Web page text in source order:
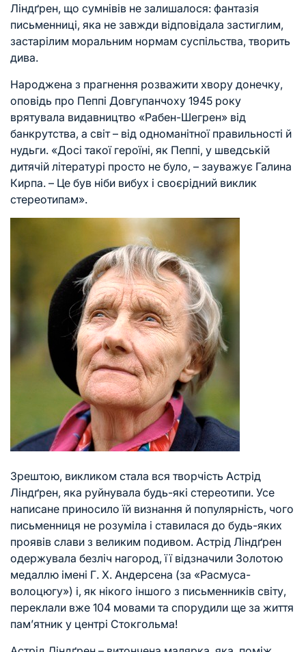
Ліндґрен, що сумнівів не залишалося: фантазія
письменниці, яка не завжди відповідала застиглим,
застарілим моральним нормам суспільства, творить
дива.
Народжена з прагнення розважити хвору донечку,
оповідь про Пеппі Довгупанчоху 1945 року
врятувала видавництво «Рабен-Шегрен» від
банкрутства, а світ – від одноманітної правильності й
нудьги. «Досі такої героїні, як Пеппі, у шведській
дитячій літературі просто не було, – зауважує Галина
Кирпа. – Це був ніби вибух і своєрідний виклик
стереотипам».
Зрештою, викликом стала вся творчість Астрід
Ліндґрен, яка руйнувала будь-які стереотипи. Усе
написане приносило їй визнання й популярність, чого
письменниця не розуміла і ставилася до будь-яких
проявів слави з великим подивом. Астрід Ліндґрен
одержувала безліч нагород, її відзначили Золотою
медаллю імені Г. Х. Андерсена (за «Расмуса-
волоцюгу») і, як нікого іншого з письменників світу,
переклали вже 104 мовами та спорудили ще за життя
пам’ятник у центрі Стокгольма!